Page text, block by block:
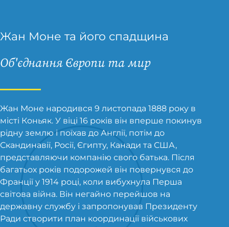
Жан Моне та його спадщина
Об'єднання Європи та мир
Жан Моне народився 9 листопада 1888 року в
місті Коньяк. У віці 16 років він вперше покинув
рідну землю і поїхав до Англії, потім до
Скандинавії, Росії, Єгипту, Канади та США,
представляючи компанію свого батька. Після
багатьох років подорожей він повернувся до
Франції у 1914 році, коли вибухнула Перша
світова війна. Він негайно перейшов на
державну службу і запропонував Президенту
Ради створити план координації військових